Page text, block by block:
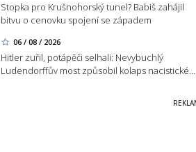
Stopka pro Krušnohorský tunel? Babiš zahájil
bitvu o cenovku spojení se západem
06 / 08 / 2026
Hitler zuřil, potápěči selhali: Nevybuchlý
Ludendorffův most způsobil kolaps nacistické…